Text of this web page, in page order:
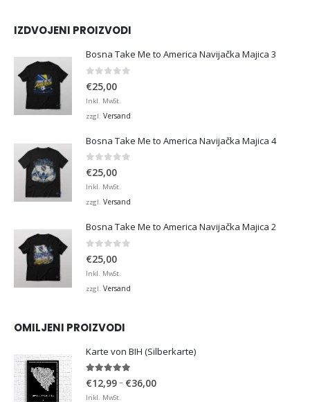
IZDVOJENI PROIZVODI
Bosna Take Me to America Navijačka Majica 3
0 von 5
€25,00
Inkl. MwSt.
zzgl. Versand
Bosna Take Me to America Navijačka Majica 4
0 von 5
€25,00
Inkl. MwSt.
zzgl. Versand
Bosna Take Me to America Navijačka Majica 2
€25,00
Inkl. MwSt.
zzgl. Versand
OMILJENI PROIZVODI
Karte von BIH (Silberkarte)
4.92 von 5
€12,99– €36,00Preisspanne:
Inkl. MwSt.